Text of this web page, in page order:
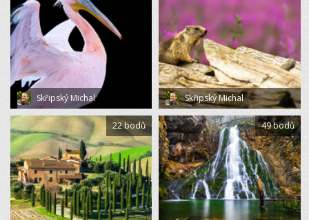
Skřipský Michal Skřipský Michal
22 bodů 49 bodů